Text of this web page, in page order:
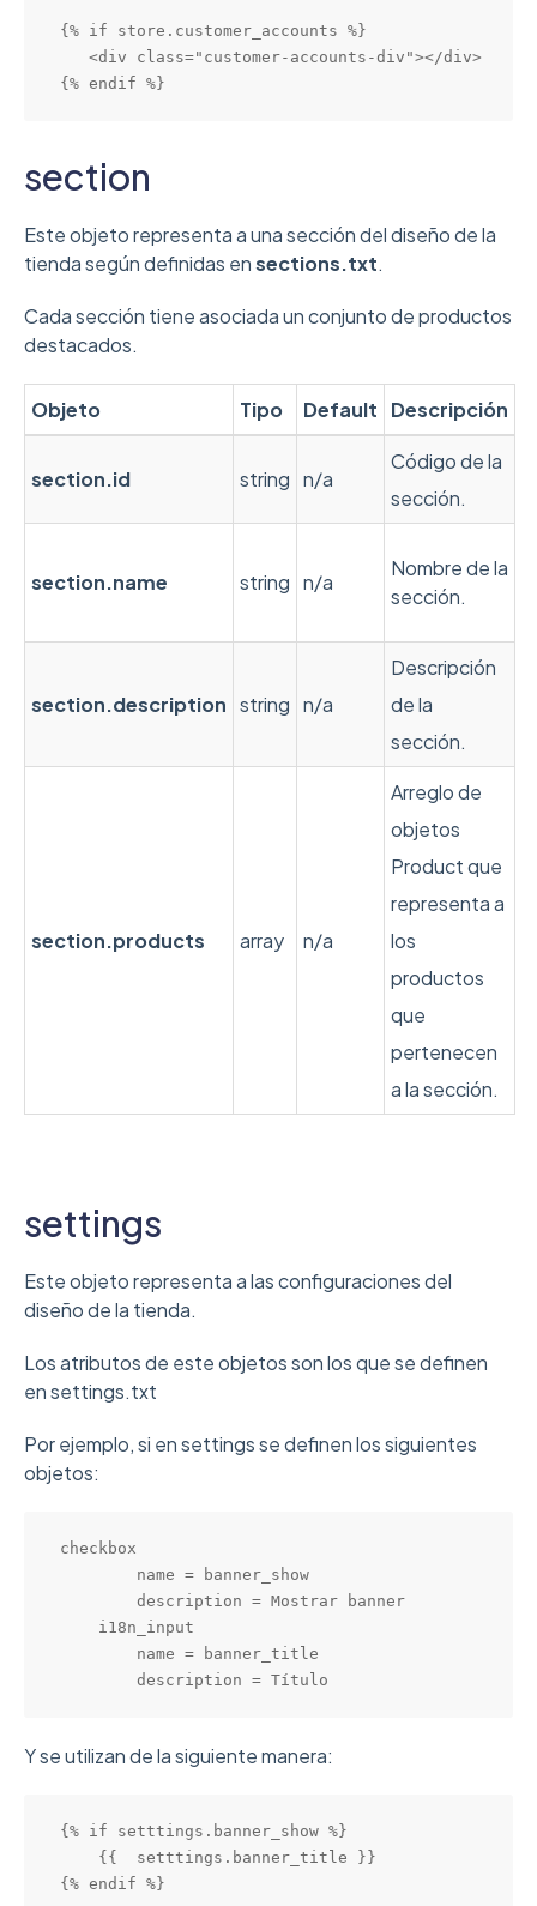
{% if store.customer_accounts %}
   <div class="customer-accounts-div"></div>
{% endif %}
section
Este objeto representa a una sección del diseño de la
tienda según definidas ensections.txt.
Cada sección tiene asociada un conjunto de productos
destacados.
Objeto Tipo Default Descripción
section.id string n/a
Código de la
sección.
section.name string n/a
Nombre de la
sección.
section.description string n/a
Descripción
de la
sección.
section.products array n/a
Arreglo de
objetos
Product que
representa a
los
productos
que
pertenecen
a la sección.
settings
Este objeto representa a las configuraciones del
diseño de la tienda.
Los atributos de este objetos son los que se definen
en settings.txt
Por ejemplo, si en settings se definen los siguientes
objetos:
checkbox
        name = banner_show
        description = Mostrar banner
    i18n_input
        name = banner_title
        description = Título
Y se utilizan de la siguiente manera:
{% if setttings.banner_show %}
    {{  setttings.banner_title }}
{% endif %}